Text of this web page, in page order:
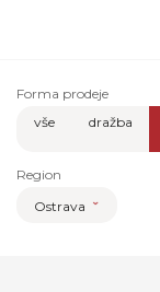
Forma prodeje
vše
dražba
Region
Ostrava